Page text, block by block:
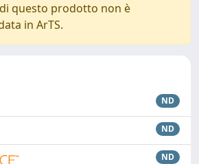
questo prodotto non è
in ArTS.
ND
ND
ND